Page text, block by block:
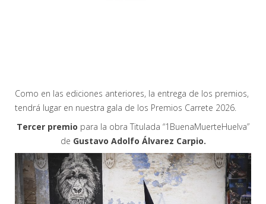
Como en las ediciones anteriores, la entrega de los premios,
tendrá lugar en nuestra gala de los Premios Carrete 2026.
Tercer premio para la obra Titulada “1BuenaMuerteHuelva”
de Gustavo Adolfo Álvarez Carpio.